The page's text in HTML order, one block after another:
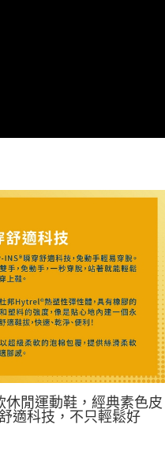
閒運動鞋，經典素色皮
適科技，不只輕鬆好